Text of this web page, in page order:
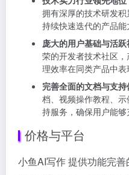
拥有深厚的技术研发积
持续快速迭代的产品
庞大的用户基础与活
荣的开发者技术社区
理效率在同类产品中表
完善全面的文档与支持
档、视频操作教程、
持服务，确保用户能
价格与平台
小鱼AI写作 提供功能完